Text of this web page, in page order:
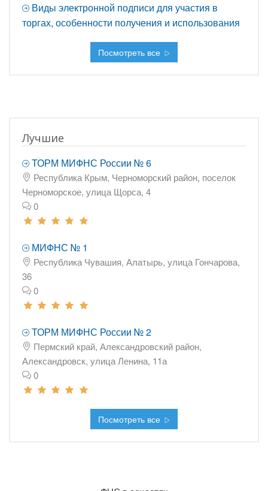
Виды электронной подписи для участия в
торгах, особенности получения и использования
Посмотреть все
Лучшие
ТОРМ МИФНС России № 6
Республика Крым, Черноморский район, поселок
Черноморское, улица Щорса, 4
0
МИФНС № 1
Республика Чувашия, Алатырь, улица Гончарова,
36
0
ТОРМ МИФНС России № 2
Пермский край, Александровский район,
Александровск, улица Ленина, 11а
0
Посмотреть все